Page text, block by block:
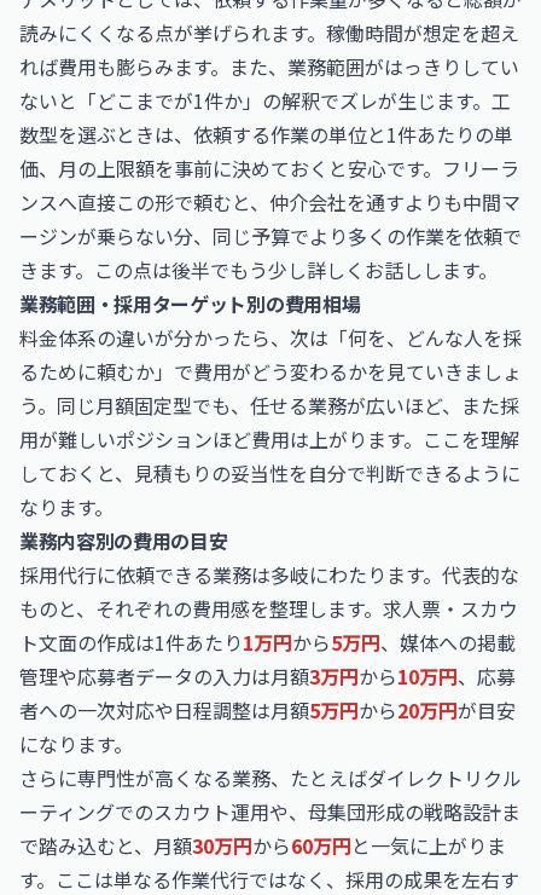
読みにくくなる点が挙げられます。稼働時間が想定を超え
れば費用も膨らみます。また、業務範囲がはっきりしてい
ないと「どこまでが1件か」の解釈でズレが生じます。工
数型を選ぶときは、依頼する作業の単位と1件あたりの単
価、月の上限額を事前に決めておくと安心です。フリーラ
ンスへ直接この形で頼むと、仲介会社を通すよりも中間マ
ージンが乗らない分、同じ予算でより多くの作業を依頼で
きます。この点は後半でもう少し詳しくお話しします。
業務範囲・採用ターゲット別の費用相場
料金体系の違いが分かったら、次は「何を、どんな人を採
るために頼むか」で費用がどう変わるかを見ていきましょ
う。同じ月額固定型でも、任せる業務が広いほど、また採
用が難しいポジションほど費用は上がります。ここを理解
しておくと、見積もりの妥当性を自分で判断できるように
なります。
業務内容別の費用の目安
採用代行に依頼できる業務は多岐にわたります。代表的な
ものと、それぞれの費用感を整理します。求人票・スカウ
ト文面の作成は1件あたり1万円から5万円、媒体への掲載
管理や応募者データの入力は月額3万円から10万円、応募
者への一次対応や日程調整は月額5万円から20万円が目安
になります。
さらに専門性が高くなる業務、たとえばダイレクトリクル
ーティングでのスカウト運用や、母集団形成の戦略設計ま
で踏み込むと、月額30万円から60万円と一気に上がりま
す。ここは単なる作業代行ではなく、採用の成果を左右す